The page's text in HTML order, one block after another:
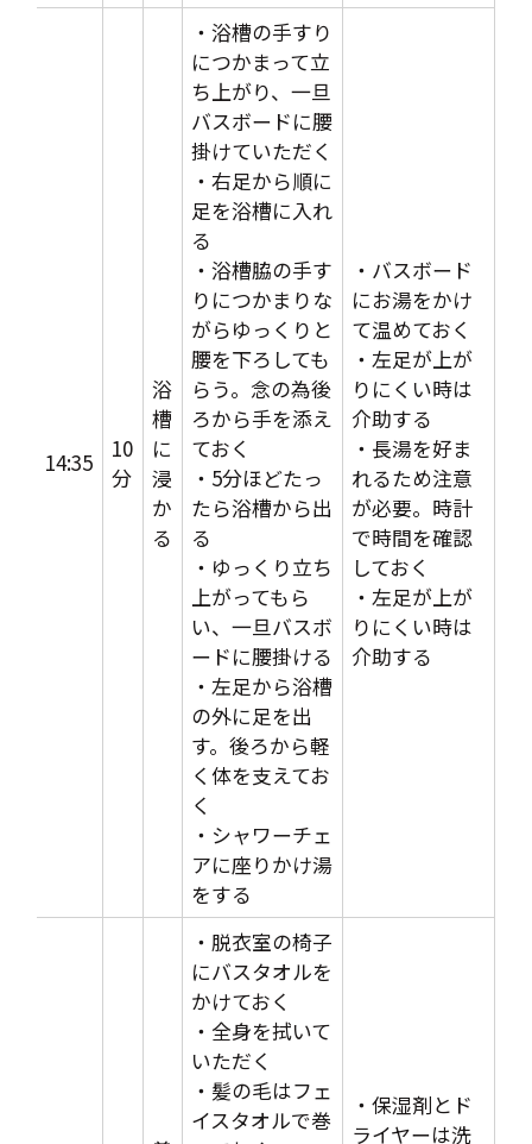
14:35
10
分
浴
槽
に
浸
か
る
・浴槽の手すり
につかまって立
ち上がり、一旦
バスボードに腰
掛けていただく
・右足から順に
足を浴槽に入れ
る
・浴槽脇の手す
りにつかまりな
がらゆっくりと
腰を下ろしても
らう。念の為後
ろから手を添え
ておく
・5分ほどたっ
たら浴槽から出
る
・ゆっくり立ち
上がってもら
い、一旦バスボ
ードに腰掛ける
・左足から浴槽
の外に足を出
す。後ろから軽
く体を支えてお
く
・シャワーチェ
アに座りかけ湯
をする
・バスボード
にお湯をかけ
て温めておく
・左足が上が
りにくい時は
介助する
・長湯を好ま
れるため注意
が必要。時計
で時間を確認
しておく
・左足が上が
りにくい時は
介助する
・脱衣室の椅子
にバスタオルを
かけておく
・全身を拭いて
いただく
・髪の毛はフェ
イスタオルで巻
・保湿剤とド
ライヤーは洗